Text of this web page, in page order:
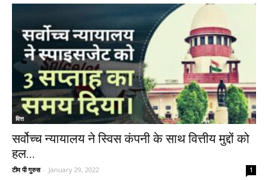
वित्त
सर्वोच्च न्यायालय ने स्विस कंपनी के साथ वित्तीय मुद्दों को
हल...
टीम पी गुरुस - January 29, 2022 1